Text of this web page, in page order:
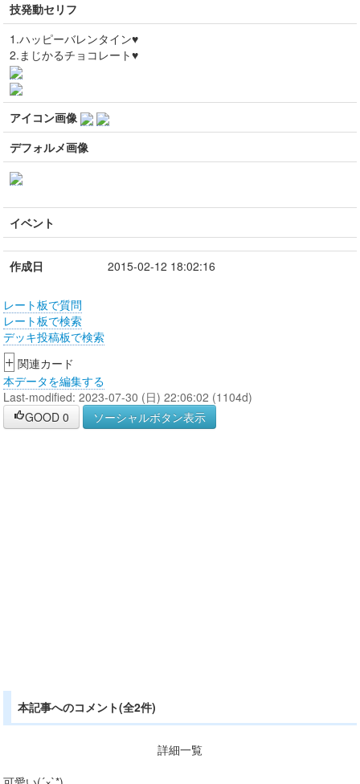
技発動セリフ
1.ハッピーバレンタイン♥︎
2.まじかるチョコレート♥︎
アイコン画像
デフォルメ画像
イベント
作成日 2015-02-12 18:02:16
レート板で質問
レート板で検索
デッキ投稿板で検索
+ 関連カード
本データを編集する
Last-modified: 2023-07-30 (日) 22:06:02 (1104d)
GOOD 0 ソーシャルボタン表示
本記事へのコメント(全2件)
詳細一覧